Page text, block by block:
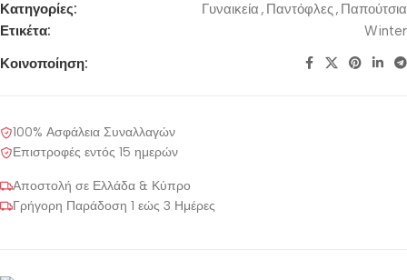
Κατηγορίες:
Γυναικεία , Παντόφλες, Παπούτσια
Ετικέτα:
Winter
Κοινοποίηση:
100% Ασφάλεια Συναλλαγών
Επιστροφές εντός 15 ημερών
Αποστολή σε Ελλάδα & Κύπρο
Γρήγορη Παράδοση 1 εώς 3 Ημέρες